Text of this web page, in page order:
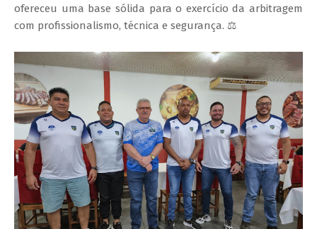
ofereceu uma base sólida para o exercício da arbitragem
com profissionalismo, técnica e segurança. ⚖️